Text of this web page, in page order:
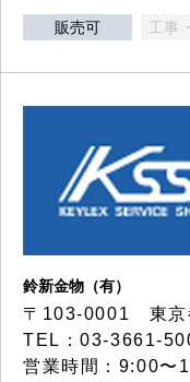
販売可 工事
鈴新金物（有）
〒103-0001 東京
TEL：03-3661-
営業時間：9:00〜